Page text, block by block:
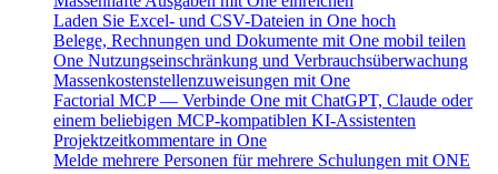
Laden Sie Excel- und CSV-Dateien in One hoch
Belege, Rechnungen und Dokumente mit One mobil teilen
One Nutzungseinschränkung und Verbrauchsüberwachung
Massenkostenstellenzuweisungen mit One
Factorial MCP — Verbinde One mit ChatGPT, Claude oder
einem beliebigen MCP-kompatiblen KI-Assistenten
Projektzeitkommentare in One
Melde mehrere Personen für mehrere Schulungen mit ONE